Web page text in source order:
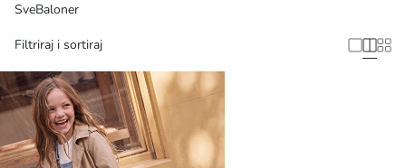
SveBaloner
Filtriraj i sortiraj